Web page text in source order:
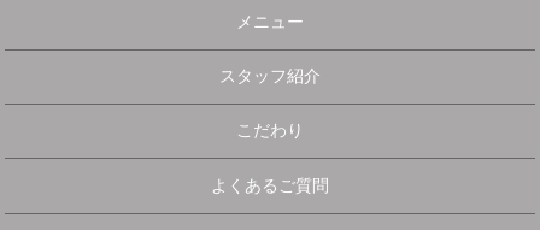
メニュー
スタッフ紹介
こだわり
よくあるご質問